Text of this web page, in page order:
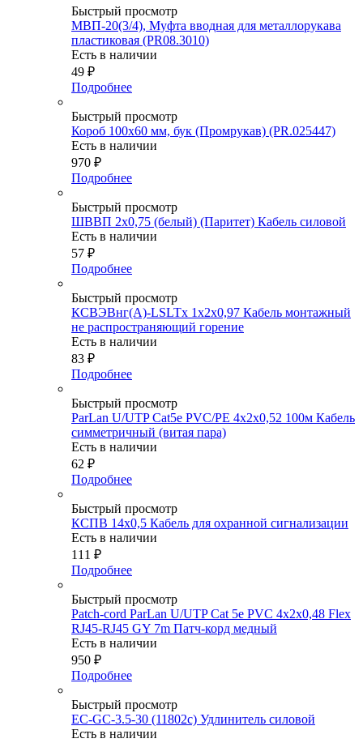
Быстрый просмотр
МВП-20(3/4), Муфта вводная для металлорукава
пластиковая (PR08.3010)
Есть в наличии
49 ₽
Подробнее
Быстрый просмотр
Короб 100х60 мм, бук (Промрукав) (PR.025447)
Есть в наличии
970 ₽
Подробнее
Быстрый просмотр
ШВВП 2х0,75 (белый) (Паритет) Кабель силовой
Есть в наличии
57 ₽
Подробнее
Быстрый просмотр
КСВЭВнг(А)-LSLTx 1х2х0,97 Кабель монтажный
не распространяющий горение
Есть в наличии
83 ₽
Подробнее
Быстрый просмотр
ParLan U/UTP Cat5e PVC/PE 4х2х0,52 100м Кабель
симметричный (витая пара)
Есть в наличии
62 ₽
Подробнее
Быстрый просмотр
КСПВ 14х0,5 Кабель для охранной сигнализации
Есть в наличии
111 ₽
Подробнее
Быстрый просмотр
Patch-cord ParLan U/UTP Cat 5e PVC 4х2х0,48 Flex
RJ45-RJ45 GY 7m Патч-корд медный
Есть в наличии
950 ₽
Подробнее
Быстрый просмотр
EC-GC-3.5-30 (11802c) Удлинитель силовой
Есть в наличии